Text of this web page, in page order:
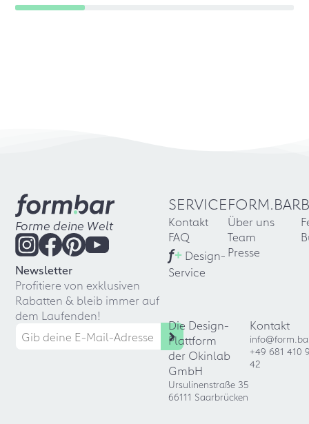
Forme deine Welt
Newsletter
Profitiere von exklusiven
Rabatten & bleib immer auf
dem Laufenden!
SERVICE
Kontakt
FAQ
f+ Design-
Service
FORM.BAR
Über uns
Team
Presse
Die Design-
Plattform
der Okinlab
GmbH
Ursulinenstraße 35
66111 Saarbrücken
Kontakt
+49 681 410
42